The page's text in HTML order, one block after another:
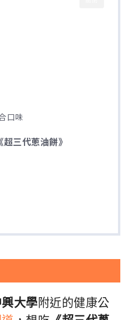
口味
《超三代蔥油餅》
大學附近的健康公